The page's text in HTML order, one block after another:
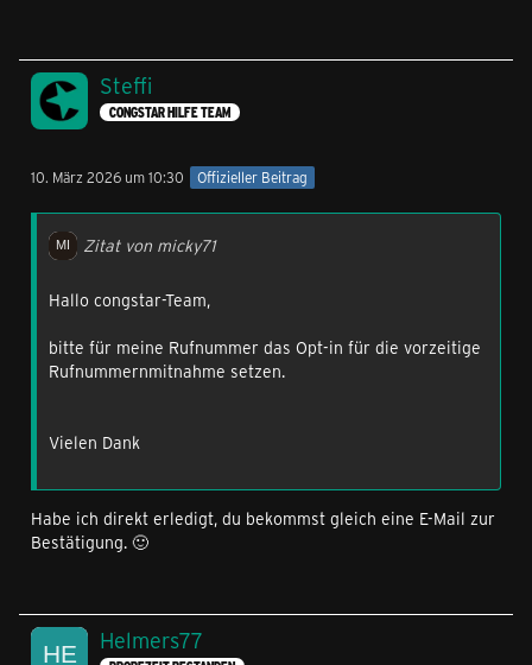
Steffi
CONGSTAR HILFE TEAM
10. März 2026 um 10:30 Offizieller Beitrag
Zitat von micky71
Hallo congstar-Team,
bitte für meine Rufnummer das Opt‑in für die vorzeitige
Rufnummernmitnahme setzen.
Vielen Dank
Habe ich direkt erledigt, du bekommst gleich eine E-Mail zur
Bestätigung. 🙂
Helmers77